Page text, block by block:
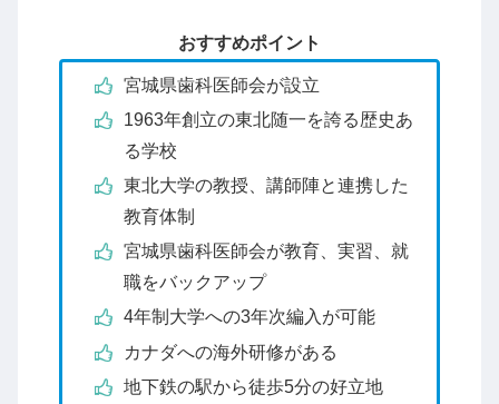
おすすめポイント
宮城県歯科医師会が設立
1963年創立の東北随一を誇る歴史あ
る学校
東北大学の教授、講師陣と連携した
教育体制
宮城県歯科医師会が教育、実習、就
職をバックアップ
4年制大学への3年次編入が可能
カナダへの海外研修がある
地下鉄の駅から徒歩5分の好立地